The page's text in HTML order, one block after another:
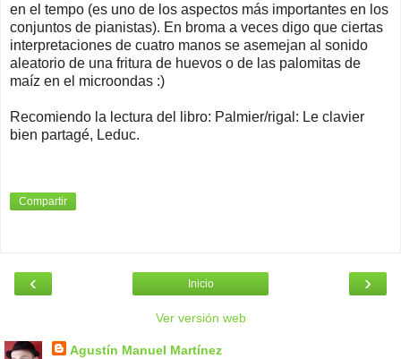
en el tempo (es uno de los aspectos más importantes en los
conjuntos de pianistas). En broma a veces digo que ciertas
interpretaciones de cuatro manos se asemejan al sonido
aleatorio de una fritura de huevos o de las palomitas de
maíz en el microondas :)
Recomiendo la lectura del libro: Palmier/rigal: Le clavier
bien partagé, Leduc.
Compartir
‹ ›
Inicio
Ver versión web
Agustín Manuel Martínez